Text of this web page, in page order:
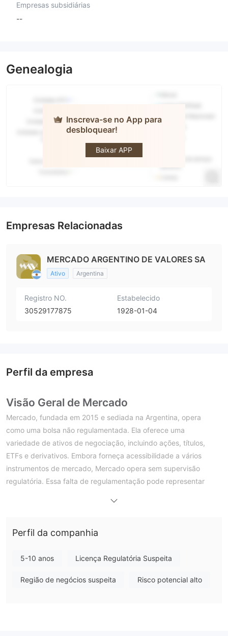
Empresas subsidiárias
--
Genealogia
Inscreva-se no App para
desbloquear!
Baixar APP
Mercado
Empresas Relacionadas
MERCADO ARGENTINO DE VALORES SA
Ativo Argentina
Registro NO.
30529177875
Estabelecido
1928-01-04
Perfil da empresa
Visão Geral de Mercado
Mercado, fundada em 2015 e sediada na Argentina, opera
como uma bolsa não regulamentada. Ela oferece uma
variedade de ativos de negociação, incluindo ações, títulos,
ETFs e derivativos. Embora forneça acessibilidade a vários
instrumentos de mercado, Mercado opera sem supervisão
regulatória. Essa falta de regulamentação pode representar
telefone, fornecendo assistência aos usuários. Apesar de suas
negociação, os usuários em potencial devem considerar a
Mercado.
Perfil da companhia
5-10 anos Licença Regulatória Suspeita
Região de negócios suspeita Risco potencial alto